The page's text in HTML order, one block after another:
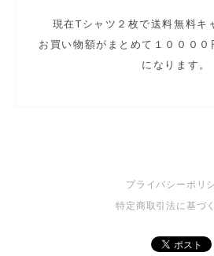
現在Tシャツ２枚で送料無料
お買い物額がまとめて１０００
になります。
プライバシーポリ
特定商取引法に基づ